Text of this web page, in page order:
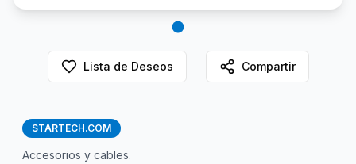
Lista de Deseos Compartir
STARTECH.COM
Accesorios y cables.